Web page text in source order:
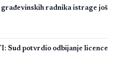
radnika istrage još
Sud potvrdio odbijanje licence